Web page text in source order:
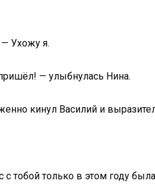
— Ухожу я.
— улыбнулась Нина.
кинул Василий и
тобой только в этом году